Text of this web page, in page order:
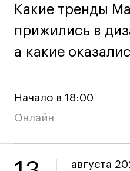
Войти в кампус
дверей
дверей
Какие тренды
прижились в
а какие
Какие тренды
прижились в
а какие
Начало в 18:00
Онлайн
августа